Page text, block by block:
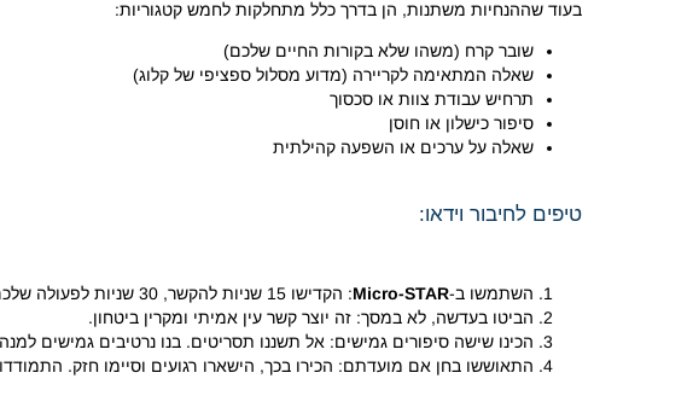
בעוד שההנחיות משתנות, הן בדרך כלל מתחלקות לחמש קטגוריות:
שובר קרח (משהו שלא בקורות החיים שלכם)
שאלה המתאימה לקריירה (מדוע מסלול ספציפי של קלוג)
תרחיש עבודת צוות או סכסוך
סיפור כישלון או חוסן
שאלה על ערכים או השפעה קהילתית
טיפים לחיבור וידאו:
השתמשו ב-Micro-STAR: הקדישו 15 שניות להקשר, 30 שניות לפעולה שלכם ו-15 שניות לתוצאה ולמה שלמדתם.
הביטו בעדשה, לא במסך: זה יוצר קשר עין אמיתי ומקרין ביטחון.
הכינו שישה סיפורים גמישים: אל תשננו תסריטים. בנו נרטיבים גמישים
התאוששו בחן אם מועדתם: הכירו בכך, הישארו רגועים וסיימו חזק.